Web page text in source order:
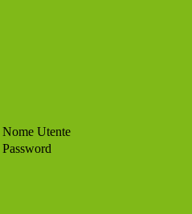
Nome Utente
Password